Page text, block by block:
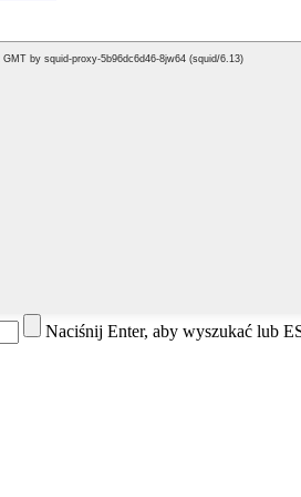
Naciśnij Enter, aby wyszukać lub